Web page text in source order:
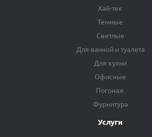
Хай-тек
Темные
Светлые
Для ванной и туалета
Для кухни
Офисные
Погонаж
Фурнитура
Услуги